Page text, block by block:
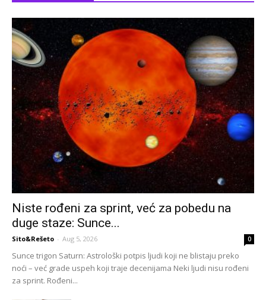
Niste rođeni za sprint, već za pobedu na
duge staze: Sunce...
Sito&Rešeto - Aug 5, 2026 0
Sunce trigon Saturn: Astrološki potpis ljudi koji ne blistaju preko
noći – već grade uspeh koji traje decenijama Neki ljudi nisu rođeni
za sprint. Rođeni...